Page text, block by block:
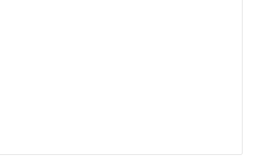
in der Version für die Montage